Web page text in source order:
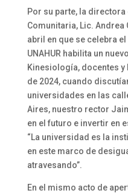
Por su parte, la directora
Comunitaria, Lic. Andrea
abril en que se celebra
UNAHUR habilita un
Kinesiología, docentes y
de 2024, cuando
universidades en las
Aires, nuestro rector
en el futuro e invertir en
“La universidad es la
en este marco de
atravesando”.
En el mismo acto de